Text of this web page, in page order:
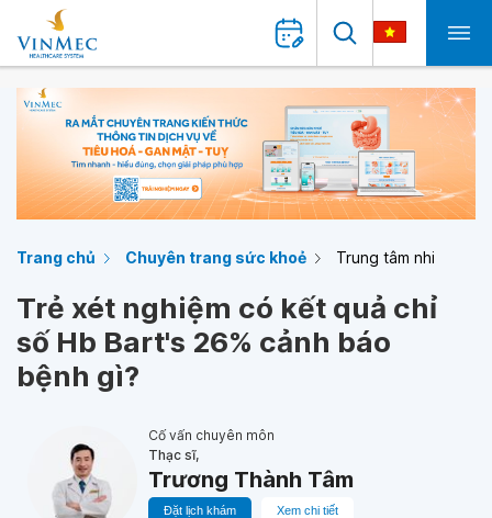
Trang chủ Chuyên trang sức khoẻ Trung tâm nhi
Trẻ xét nghiệm có kết quả chỉ
số Hb Bart's 26% cảnh báo
bệnh gì?
Cố vấn chuyên môn
Thạc sĩ,
Trương Thành Tâm
Đặt lịch khám Xem chi tiết